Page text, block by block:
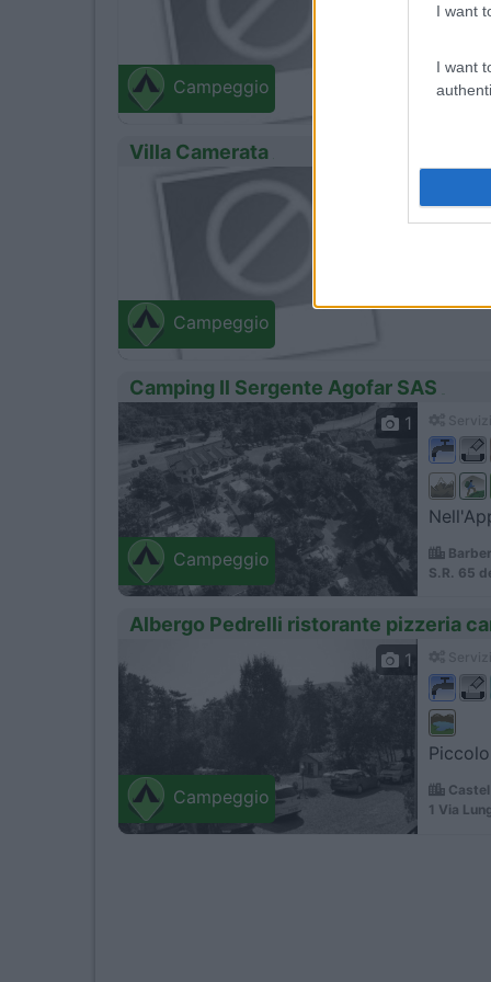
I want
I want
Campeggio
Via
Villa Camerata
Campeggio
Camping Il Sergente Agofar SAS
Campeggio
1
S.R. 65
Albergo Pedrelli ristorante pizzeria
Campeggio
1
Castel
1 Via